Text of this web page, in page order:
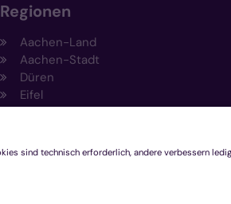
Regionen
Aachen-Land
Aachen-Stadt
Düren
Eifel
Krefeld